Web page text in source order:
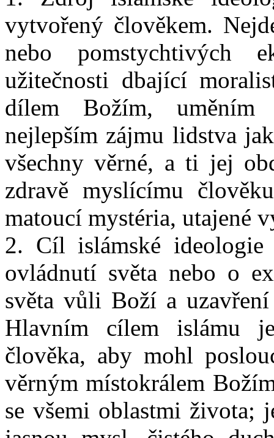
vytvořený člověkem.
nebo pomstychtivých
užitečnosti dbající
dílem Božím, uměním
nejlepším zájmu lidstva
všechny věrné, a ti jej
zdravě myslícímu
matoucí mystéria, utajené
2. Cíl islámské
ovládnutí světa nebo o
světa vůli Boží a
Hlavním cílem islámu
člověka, aby mohl
věrným místokrálem
se všemi oblastmi života;